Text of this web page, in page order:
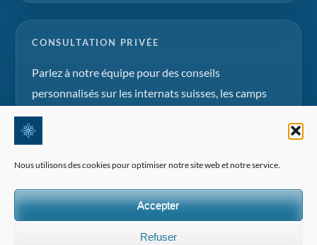
Nous utilisons des cookies pour optimiser notre site web et notre service.
Accepter
Refuser
CONSULTATION PRIVÉE
Parlez à notre équipe pour des conseils
personnalisés sur les internats suisses, les camps